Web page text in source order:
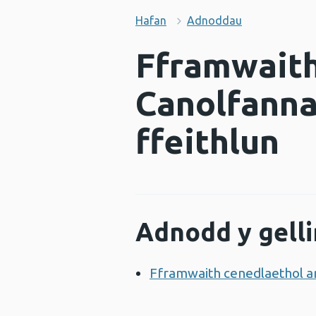
Hafan Adnoddau
ffeithlun
Adnodd y
Fframwaith cenedlaethol